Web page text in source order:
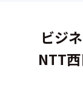
ビジ
NTT